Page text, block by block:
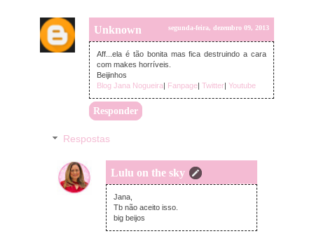
Unknown segunda-feira, dezembro 09, 2013
Aff...ela é tão bonita mas fica destruindo a cara
com makes horríveis.
Beijinhos
Blog Jana Nogueira
Fanpage Twitter Youtube
Responder
Respostas
Lulu on the sky
terça-feira, dezembro 10, 2013
Jana,
Tb não aceito isso.
big beijos